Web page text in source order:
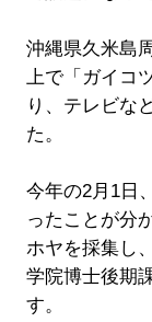
沖縄県久米島
上で「ガイコ
り、テレビな
た。
今年の2月1日
ったことが分
ホヤを採集し
学院博士後期
す。